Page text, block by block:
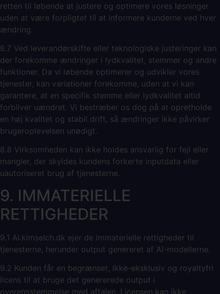
retten til løbende at justere og optimere vores løsninger
uden at være forpligtet til at informere kunderne ved hver
ændring.
8.7 Ved leverandørskifte eller teknologiske justeringer kan
der forekomme ændringer i lydkvalitet, stemmer og andre
funktioner. Da vi løbende optimerer og udvikler vores
tjenester, kan variationer forekomme, uden at vi kan
garantere, at en specifik stemme eller lydkvalitet altid
forbliver uændret. Vi bestræber os dog på at opretholde
en høj kvalitet og stabil drift, så ændringer ikke påvirker
brugeroplevelsen unødigt.
8.8 Virksomheden kan ikke holdes ansvarlig for fejl eller
mangler, der skyldes kundens forkerte inputdata eller
uautoriseret brug af tjenesterne.
9. IMMATERIELLE
RETTIGHEDER
9.1 Ai.kimselch.dk ejer de immaterielle rettigheder til
tjenesterne, herunder output genereret af AI-modellerne.
9.2 Kunden får en begrænset, ikke-eksklusiv og royaltyfri
licens til at bruge det genererede output i
overensstemmelse med aftalen. Licensen kan ikke